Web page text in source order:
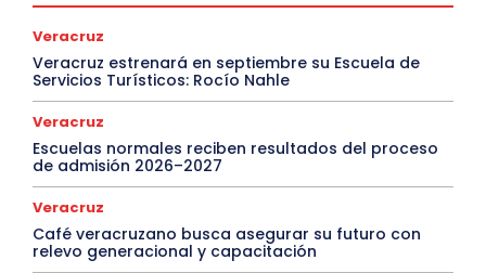
Veracruz
Veracruz estrenará en septiembre su Escuela de
Servicios Turísticos: Rocío Nahle
Veracruz
Escuelas normales reciben resultados del proceso
de admisión 2026–2027
Veracruz
Café veracruzano busca asegurar su futuro con
relevo generacional y capacitación